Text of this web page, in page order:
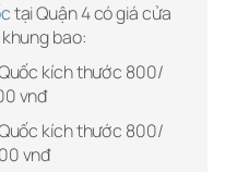
tại Quận 4 có giá cửa
bao:
kích thước 800/
vnđ
kích thước 800/
vnđ